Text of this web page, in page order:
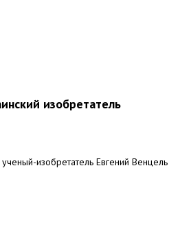
изобретатель
изобретатель Евгений Венцель